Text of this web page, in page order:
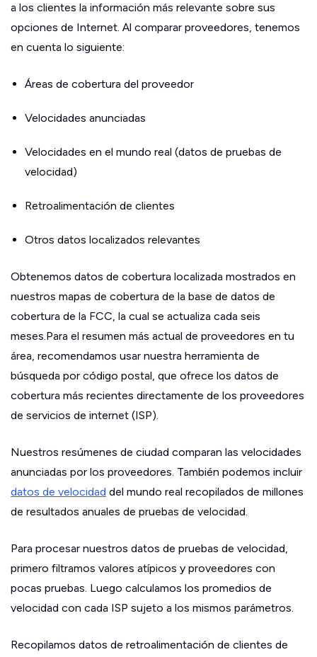
a los clientes la información más relevante sobre sus
opciones de Internet. Al comparar proveedores, tenemos
en cuenta lo siguiente:
Áreas de cobertura del proveedor
Velocidades anunciadas
Velocidades en el mundo real (datos de pruebas de
velocidad)
Retroalimentación de clientes
Otros datos localizados relevantes
Obtenemos datos de cobertura localizada mostrados en
nuestros mapas de cobertura de la base de datos de
cobertura de la FCC, la cual se actualiza cada seis
meses.Para el resumen más actual de proveedores en tu
área, recomendamos usar nuestra herramienta de
búsqueda por código postal, que ofrece los datos de
cobertura más recientes directamente de los proveedores
de servicios de internet (ISP).
Nuestros resúmenes de ciudad comparan las velocidades
anunciadas por los proveedores. También podemos incluir
datos de velocidad del mundo real recopilados de millones
de resultados anuales de pruebas de velocidad.
Para procesar nuestros datos de pruebas de velocidad,
primero filtramos valores atípicos y proveedores con
pocas pruebas. Luego calculamos los promedios de
velocidad con cada ISP sujeto a los mismos parámetros.
Recopilamos datos de retroalimentación de clientes de